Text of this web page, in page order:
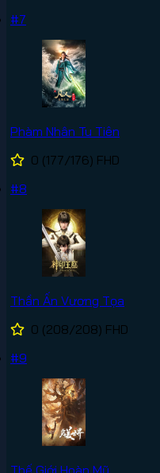
#7
Phàm Nhân Tu Tiên
0 (177/176) FHD
#8
Thần Ấn Vương Tọa
0 (208/208) FHD
#9